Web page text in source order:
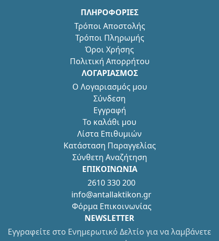
ΠΛΗΡΟΦΟΡΙΕΣ
Τρόποι Αποστολής
Τρόποι Πληρωμής
Όροι Χρήσης
Πολιτική Απορρήτου
ΛΟΓΑΡΙΑΣΜΟΣ
Ο Λογαριασμός μου
Σύνδεση
Εγγραφή
Το καλάθι μου
Λίστα Επιθυμιών
Κατάσταση Παραγγελίας
Σύνθετη Αναζήτηση
ΕΠΙΚΟΙΝΩΝΙΑ
2610 330 200
info@antallaktikon.gr
Φόρμα Επικοινωνίας
NEWSLETTER
Εγγραφείτε στο Ενημερωτικό Δελτίο για να λαμβάνετε